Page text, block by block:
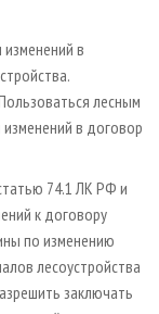
в
лесным
изменений в договор
74.1 ЛК РФ и
к договору
по изменению
лесоустройства
заключать